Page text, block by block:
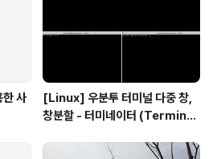
사
[Linux] 우분투 터미널 다중 창,
창분할 - 터미네이터 (Terminat